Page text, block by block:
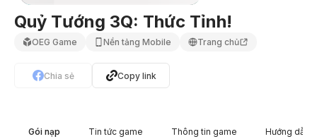
Quỷ Tướng 3Q: Thức Tỉnh!
OEG Game Nền tảng Mobile Trang chủ
Chia sẻ Copy link
Gói nạp Tin tức game Thông tin game Hướng dẫn